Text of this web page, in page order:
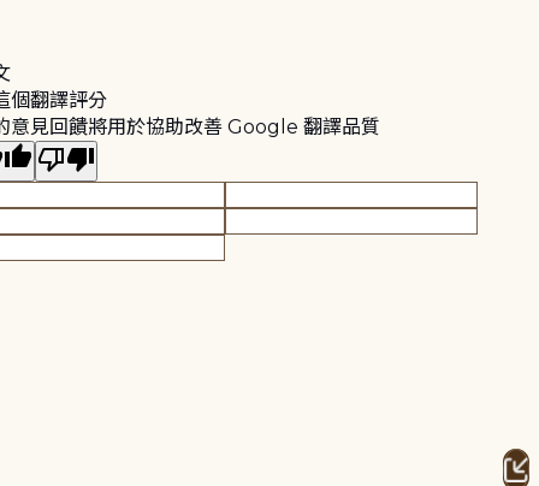
個翻譯評分
意見回饋將用於協助改善 Google 翻譯品質